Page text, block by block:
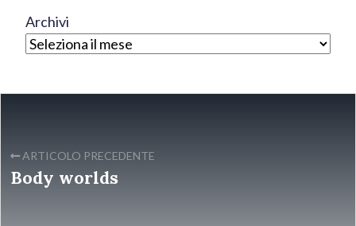
Archivi
ARTICOLO PRECEDENTE
Body worlds